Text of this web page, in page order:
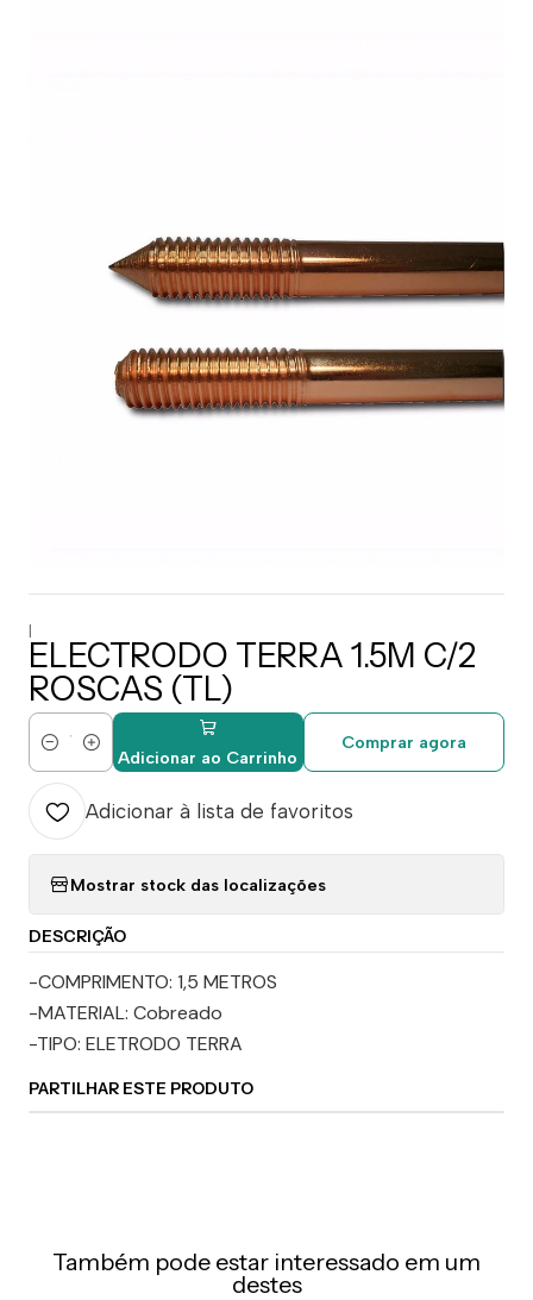
|
ELECTRODO TERRA 1.5M C/2
ROSCAS (TL)
QuantidadeAdicionar ao Carrinho
Comprar agora
Adicionar à lista de favoritos
Mostrar stock das localizações
DESCRIÇÃO
-COMPRIMENTO: 1,5 METROS
-MATERIAL: Cobreado
-TIPO: ELETRODO TERRA
PARTILHAR ESTE PRODUTO
Também pode estar interessado em um
destes